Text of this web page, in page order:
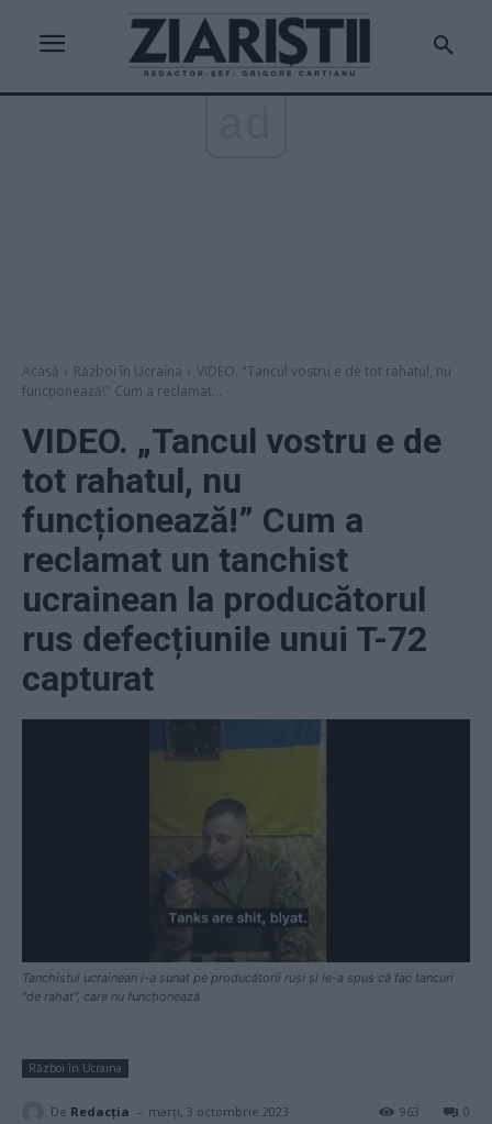
Acasă Război în Ucraina
VIDEO. "Tancul vostru e de tot rahatul, nu
funcționează!" Cum a reclamat...
VIDEO. „Tancul vostru e de
tot rahatul, nu
funcționează!” Cum a
reclamat un tanchist
ucrainean la producătorul
rus defecțiunile unui T-72
capturat
Tanchistul ucrainean i-a sunat pe producătorii ruși și le-a spus că fac tancuri
"de rahat", care nu funcționează
Război în Ucraina
De Redacţia - marți, 3 octombrie 2023 0
963